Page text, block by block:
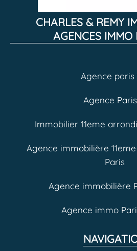
CHARLES & REMY
AGENCES IMMO
Agence paris
Agence Paris
Immobilier 11eme
Agence immobilière
Paris
Agence immobilière
Agence immo